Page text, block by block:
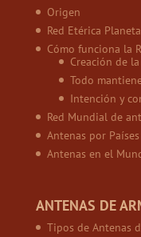
Origen
Red Etérica
Cómo funciona la
Creación de
Todo
Intención y
Red Mundial de
Antenas por Países
Antenas en el
ANTENAS DE
Tipos de Antenas